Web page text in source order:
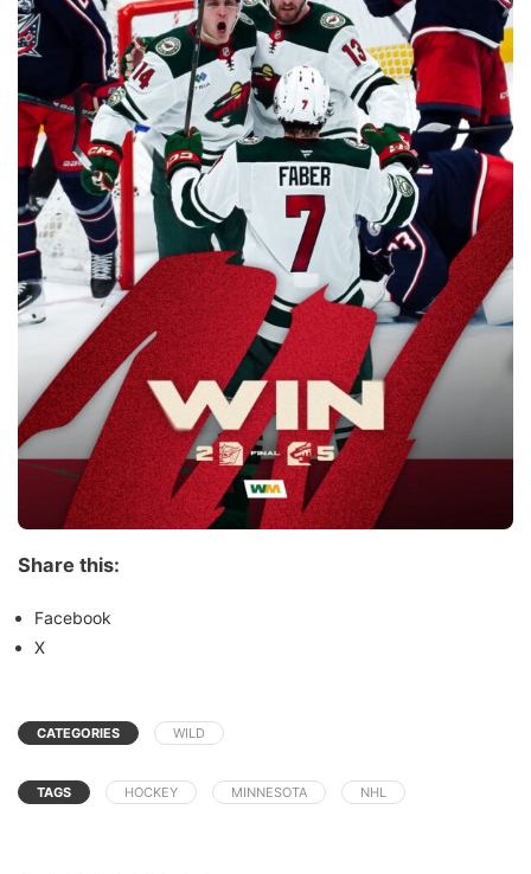
Share this:
Facebook
X
CATEGORIES WILD
TAGS HOCKEY MINNESOTA NHL